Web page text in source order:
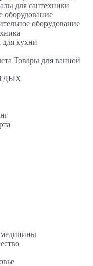
для сантехники
оборудование
оборудование
кухни
Товары для ванной